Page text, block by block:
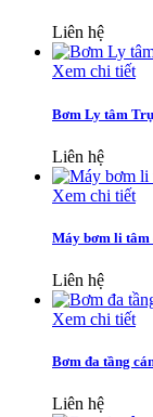
Liên hệ
Xem chi tiết
Bơm Ly tâm
Liên hệ
Xem chi tiết
Máy bơm li tâm
Liên hệ
Xem chi tiết
Bơm đa tầng
Liên hệ